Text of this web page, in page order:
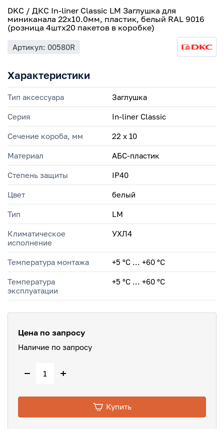
DKC / ДКС In-liner Classic LM Заглушка для
миниканала 22х10.0мм, пластик, белый RAL 9016
(розница 4штх20 пакетов в коробке)
Артикул: 00580R
Характеристики
Тип аксессуара Заглушка
Серия In-liner Classic
Сечение короба, мм 22 х 10
Материал АБС-пластик
Степень защиты IP40
Цвет белый
Тип LM
Климатическое
исполнение
УХЛ4
Температура монтажа +5 °С ... +60 °С
Температура
эксплуатации
+5 °C ... +60 °C
Цена по запросу
Наличие по запросу
− +
Купить